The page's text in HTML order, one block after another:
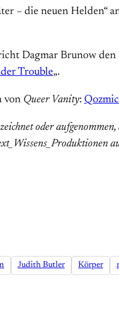
– die neuen Helden“
Dagmar Brunow
Trouble„.
von Queer Vanity:
oder
Judith Butler Körper